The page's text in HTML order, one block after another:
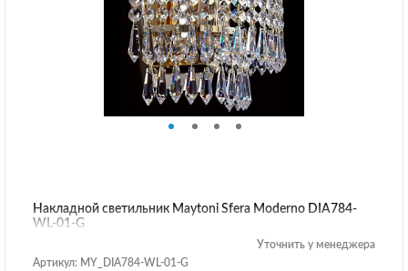
Накладной светильник Maytoni Sfera Moderno DIA784-
WL-01-G
Уточнить у менеджера
Артикул: MY_DIA784-WL-01-G